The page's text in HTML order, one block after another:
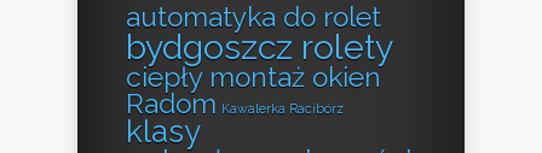
automatyka do rolet
bydgoszcz rolety
ciepły montaż okien
Radom Kawalerka Racibórz
klasy